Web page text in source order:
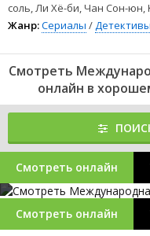
соль, Ли Хё-би, Чан Сон-
Жанр:Сериалы /Детективы
Смотреть
онлайн в
Смотреть онлайн
Смотреть онлайн